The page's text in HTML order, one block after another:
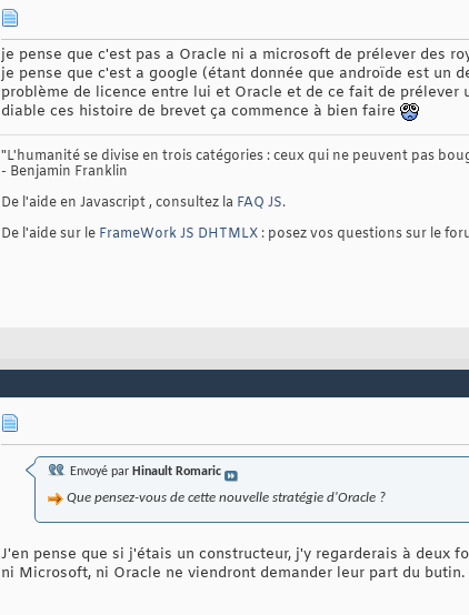
je pense que c'est pas a Oracle ni a microsoft de prélever des
je pense que c'est a google (étant donnée que androïde est un
problème de licence entre lui et Oracle et de ce fait de
diable ces histoire de brevet ça commence à bien faire
"L'humanité se divise en trois catégories : ceux qui ne peuvent pas
- Benjamin Franklin
De l'aide en Javascript , consultez la FAQ JS.
De l'aide sur le FrameWork JS DHTMLX : posez vos questions sur le
Envoyé par Hinault Romaric
Que pensez-vous de cette nouvelle stratégie d'Oracle ?
J'en pense que si j'étais un constructeur, j'y regarderais à deux
ni Microsoft, ni Oracle ne viendront demander leur part du butin.